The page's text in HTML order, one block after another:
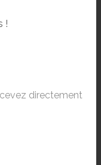
!
directement